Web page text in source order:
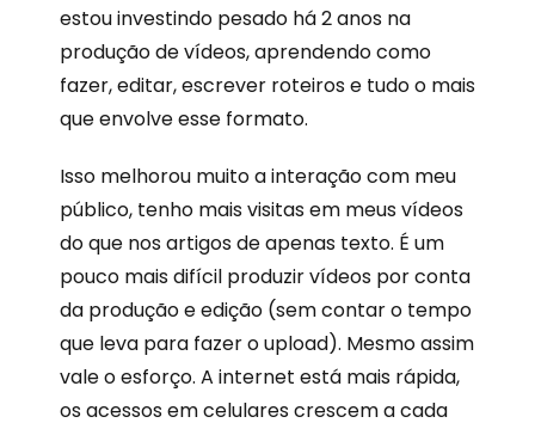
estou investindo pesado há 2 anos na
produção de vídeos, aprendendo como
fazer, editar, escrever roteiros e tudo o mais
que envolve esse formato.
Isso melhorou muito a interação com meu
público, tenho mais visitas em meus vídeos
do que nos artigos de apenas texto. É um
pouco mais difícil produzir vídeos por conta
da produção e edição (sem contar o tempo
que leva para fazer o upload). Mesmo assim
vale o esforço. A internet está mais rápida,
os acessos em celulares crescem a cada